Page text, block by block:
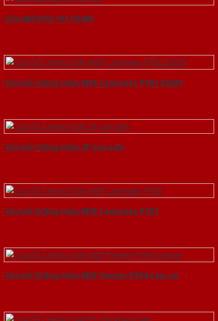
Cửa ABS KOS 101 U6405
Cửa Gỗ Chống Cháy MDF Laminate P1R2 23029
Cửa Gỗ Chống Cháy 2P son xam
Cửa Gỗ Chống Cháy MDF Laminate P1R2
Cửa Gỗ Chống Cháy MDF Veneer P1R4 Cam xe